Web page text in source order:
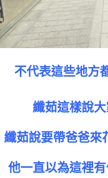
不代表這些地方
纖茹這樣說
纖茹說要帶爸爸
他一直以為這裡